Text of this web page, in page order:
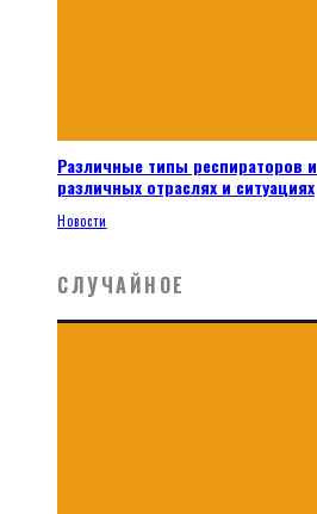
Различные типы респираторов
различных отраслях и ситуациях
Новости
СЛУЧАЙНОЕ